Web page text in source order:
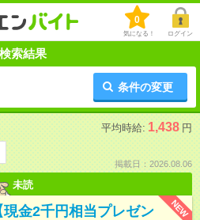
0
気になる！ ログイン
検索結果
条件の変更
平均時給: 1,438 円
掲載日：2026.08.06
未読
NEW
金2千円相当プレゼン